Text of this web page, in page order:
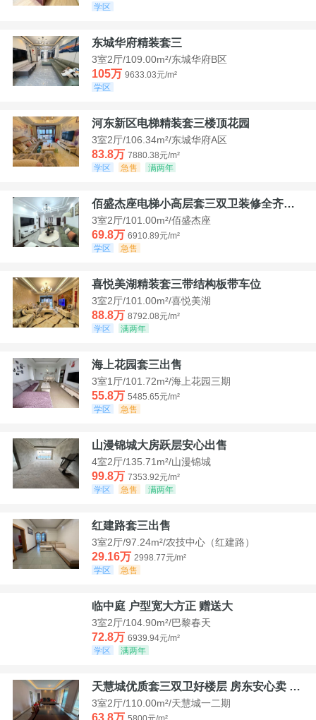
学区
东城华府精装套三
3室2厅/109.00m²/东城华府B区
105万 9633.03元/m²
学区
河东新区电梯精装套三楼顶花园
3室2厅/106.34m²/东城华府A区
83.8万 7880.38元/m²
学区
急售 满两年
佰盛杰座电梯小高层套三双卫装修全齐诚意出售
3室2厅/101.00m²/佰盛杰座
69.8万 6910.89元/m²
学区
急售
喜悦美湖精装套三带结构板带车位
3室2厅/101.00m²/喜悦美湖
88.8万 8792.08元/m²
学区
满两年
海上花园套三出售
3室1厅/101.72m²/海上花园三期
55.8万 5485.65元/m²
学区
急售
山漫锦城大房跃层安心出售
4室2厅/135.71m²/山漫锦城
99.8万 7353.92元/m²
学区
急售 满两年
红建路套三出售
3室2厅/97.24m²/农技中心（红建路）
29.16万 2998.77元/m²
学区
急售
临中庭 户型宽大方正 赠送大
3室2厅/104.90m²/巴黎春天
72.8万 6939.94元/m²
学区
满两年
天慧城优质套三双卫好楼层 房东安心卖 价格好谈
3室2厅/110.00m²/天慧城一二期
63.8万